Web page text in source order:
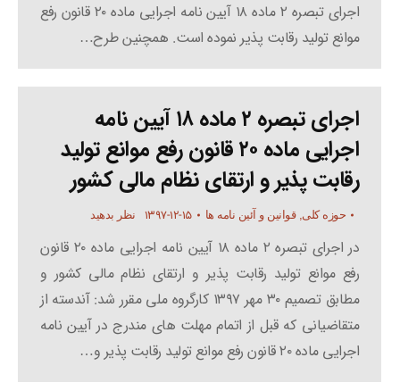
اجرای تبصره ۲ ماده ۱۸ آیین نامه اجرایی ماده ۲۰ قانون رفع
موانع تولید رقابت پذیر نموده است. همچنین طرح…
اجرای تبصره ۲ ماده ۱۸ آیین نامه
اجرایی ماده ۲۰ قانون رفع موانع تولید
رقابت پذیر و ارتقای نظام مالی کشور
حوزه کلی,قوانین و آئین نامه ها ۱۳۹۷-۱۲-۱۵ نظر بدهید
در اجرای تبصره ۲ ماده ۱۸ آیین نامه اجرایی ماده ۲۰ قانون
رفع موانع تولید رقابت پذیر و ارتقای نظام مالی کشور و
مطابق تصمیم ۳۰ مهر ۱۳۹۷ کارگروه ملی مقرر شد: آندسته از
متقاضیانی که قبل از اتمام مهلت های مندرج در آیین نامه
اجرایی ماده ۲۰ قانون رفع موانع تولید رقابت پذیر و…